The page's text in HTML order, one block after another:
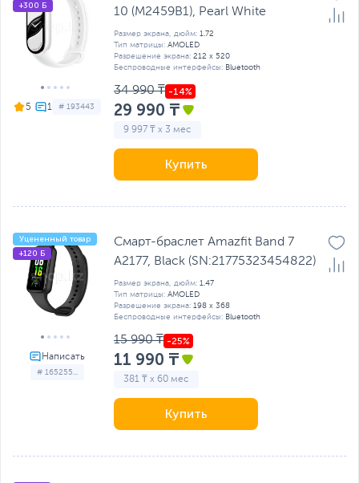
5 # 193443
+300 Б
10 (M2459B1), Pearl White
Размер экрана, дюйм: 1.72
Тип матрицы: AMOLED
Разрешение экрана: 212 x 520
Беспроводные интерфейсы: Bluetooth
34 990 ₸
29 990 ₸
9 997 ₸ x 3 мес
Купить
# 165255...
Уцененный товар
+120 Б
Смарт-браслет Amazfit Band 7
A2177, Black (SN:21775323454822)
Размер экрана, дюйм: 1.47
Тип матрицы: AMOLED
Разрешение экрана: 198 x 368
Беспроводные интерфейсы: Bluetooth
15 990 ₸
11 990 ₸
381 ₸ x 60 мес
Купить